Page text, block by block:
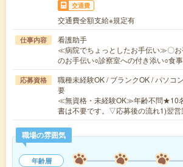
交通費
交通費全額支給※規定有
仕事内容
看護助手
≪病院でちょっとしたお手伝い≫〇お
のお手伝い○診察室への付き添い○食
応募資格
職種未経験OK / ブランクOK / パソコ
要
≪無資格・未経験OK≫年齢不問★10
書は不要です。▽応募後の流れ1)翌
職場の雰囲気
年齢層